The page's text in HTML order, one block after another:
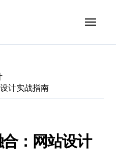
计实战指南
：网站设计